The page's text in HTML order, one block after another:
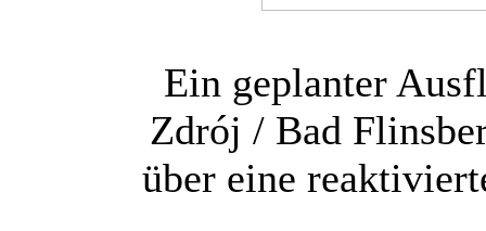
Ein geplanter
Zdrój / Bad
über eine